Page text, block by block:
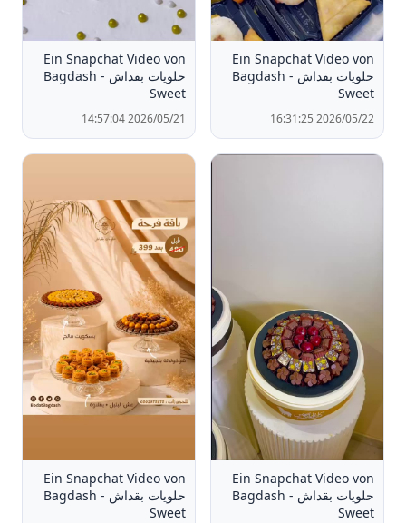
Ein Snapchat Video von
حلويات بقداش - Bagdash
Sweet
2026/05/22 16:31:25
Ein Snapchat Video von
حلويات بقداش - Bagdash
Sweet
2026/05/21 14:57:04
Ein Snapchat Video von
حلويات بقداش - Bagdash
Sweet
Ein Snapchat Video von
حلويات بقداش - Bagdash
Sweet